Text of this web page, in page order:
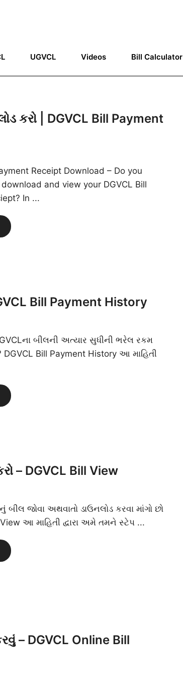
UGVCL Videos Bill Calculator
કરો | DGVCL Bill Payment
Receipt Download – Do you
and view your DGVCL Bill
In ...
Bill Payment History
બીલની અત્યાર સુધીની ભરેલ રકમ
DGVCL Bill Payment History આ માહિતી
– DGVCL Bill View
બીલ જોવા અથવાતો ડાઉનલોડ કરવા માંગો છો
આ માહિતી દ્વારા અમે તમને સ્ટેપ ...
– DGVCL Online Bill